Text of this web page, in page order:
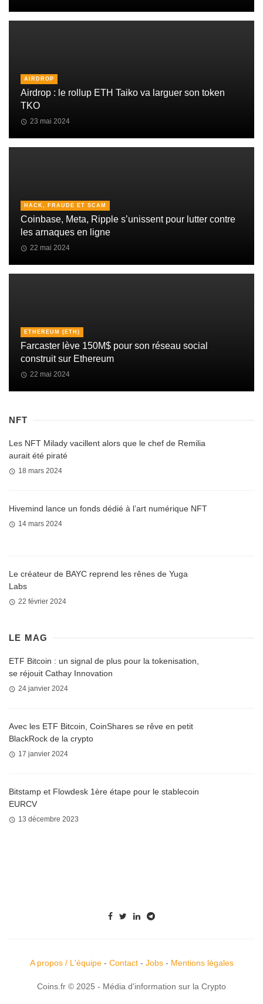
AIRDROP
Airdrop : le rollup ETH Taiko va larguer son token
TKO
23 mai 2024
HACK, FRAUDE ET SCAM
Coinbase, Meta, Ripple s’unissent pour lutter contre
les arnaques en ligne
22 mai 2024
ETHEREUM (ETH)
Farcaster lève 150M$ pour son réseau social
construit sur Ethereum
22 mai 2024
NFT
Les NFT Milady vacillent alors que le chef de Remilia
aurait été piraté
18 mars 2024
Hivemind lance un fonds dédié à l’art numérique NFT
14 mars 2024
Le créateur de BAYC reprend les rênes de Yuga
Labs
22 février 2024
LE MAG
ETF Bitcoin : un signal de plus pour la tokenisation,
se réjouit Cathay Innovation
24 janvier 2024
Avec les ETF Bitcoin, CoinShares se rêve en petit
BlackRock de la crypto
17 janvier 2024
Bitstamp et Flowdesk 1ère étape pour le stablecoin
EURCV
13 décembre 2023
A propos / L'équipe- Contact- Jobs- Mentions légales
Coins.fr © 2025 - Média d'information sur la Crypto